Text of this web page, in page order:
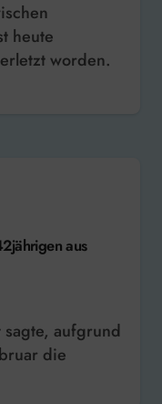
heute
worden.
aus
die